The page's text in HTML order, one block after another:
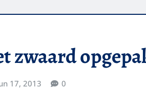
zwaard
17, 2013 0